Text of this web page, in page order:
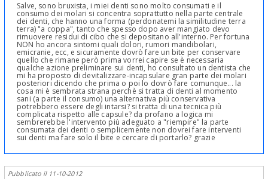
Salve, sono bruxista, i miei denti sono molto consumati e il
consumo dei molari si concentra soprattutto nella parte centrale
dei denti, che hanno una forma (perdonatemi la similitudine terra
terra) "a coppa", tanto che spesso dopo aver mangiato devo
rimuovere residui di cibo che si depositano all'interno. Per fortuna
NON ho ancora sintomi quali dolori, rumori mandibolari,
emicranie, ecc, e sicuramente dovrò fare un bite per conservare
quello che rimane però prima vorrei capire se è necessaria
qualche azione preliminare sui denti, ho consultato un dentista che
mi ha proposto di devitalizzare-incapsulare gran parte dei molari
posteriori dicendo che prima o poi lo dovrò fare comunque... la
cosa mi è sembrata strana perchè si tratta di denti al momento
sani (a parte il consumo) una alternativa più conservativa
potrebbero essere degli intarsi? si tratta di una tecnica più
complicata rispetto alle capsule? da profano a logica mi
sembrerebbe l'intervento più adeguato a "riempire" la parte
consumata dei denti o semplicemente non dovrei fare interventi
sui denti ma fare solo il bite e cercare di portarlo? grazie
Pubblicato il 11-10-2012